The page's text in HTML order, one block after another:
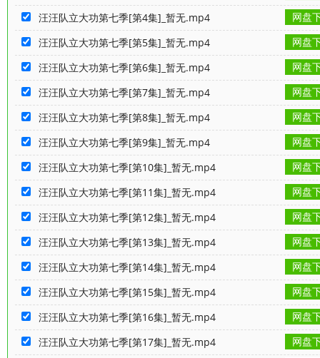
汪汪队立大功第七季[第4集]_暂无.mp4
网盘
汪汪队立大功第七季[第5集]_暂无.mp4
网盘
汪汪队立大功第七季[第6集]_暂无.mp4
网盘
汪汪队立大功第七季[第7集]_暂无.mp4
网盘
汪汪队立大功第七季[第8集]_暂无.mp4
网盘
汪汪队立大功第七季[第9集]_暂无.mp4
网盘
汪汪队立大功第七季[第10集]_暂无.mp4
网盘
汪汪队立大功第七季[第11集]_暂无.mp4
网盘
汪汪队立大功第七季[第12集]_暂无.mp4
网盘
汪汪队立大功第七季[第13集]_暂无.mp4
网盘
汪汪队立大功第七季[第14集]_暂无.mp4
网盘
汪汪队立大功第七季[第15集]_暂无.mp4
网盘
汪汪队立大功第七季[第16集]_暂无.mp4
网盘
汪汪队立大功第七季[第17集]_暂无.mp4
网盘